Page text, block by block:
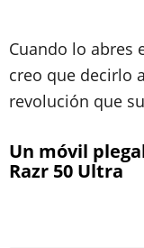
Cuando lo abres
creo que decirlo
revolución que
Un móvil
Razr 50 Ultra